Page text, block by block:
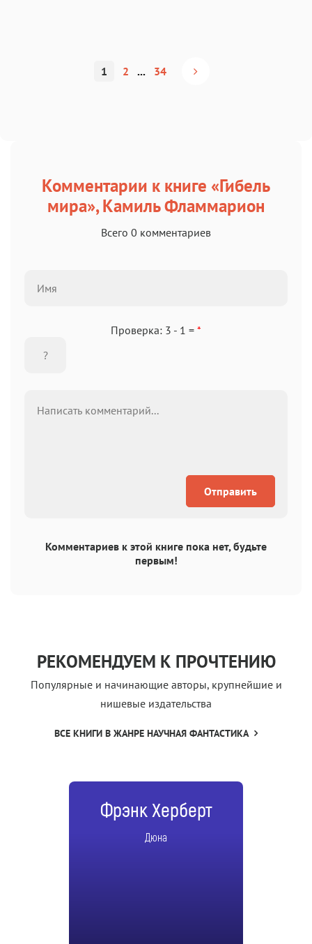
1 2 ... 34
Комментарии к книге «Гибель
мира», Камиль Фламмарион
Всего 0 комментариев
Проверка: 3 - 1 = *
Отправить
Комментариев к этой книге пока нет, будьте
первым!
РЕКОМЕНДУЕМ К ПРОЧТЕНИЮ
Популярные и начинающие авторы, крупнейшие и
нишевые издательства
ВСЕ КНИГИ В ЖАНРЕ НАУЧНАЯ ФАНТАСТИКА
Фрэнк Херберт
Дюна